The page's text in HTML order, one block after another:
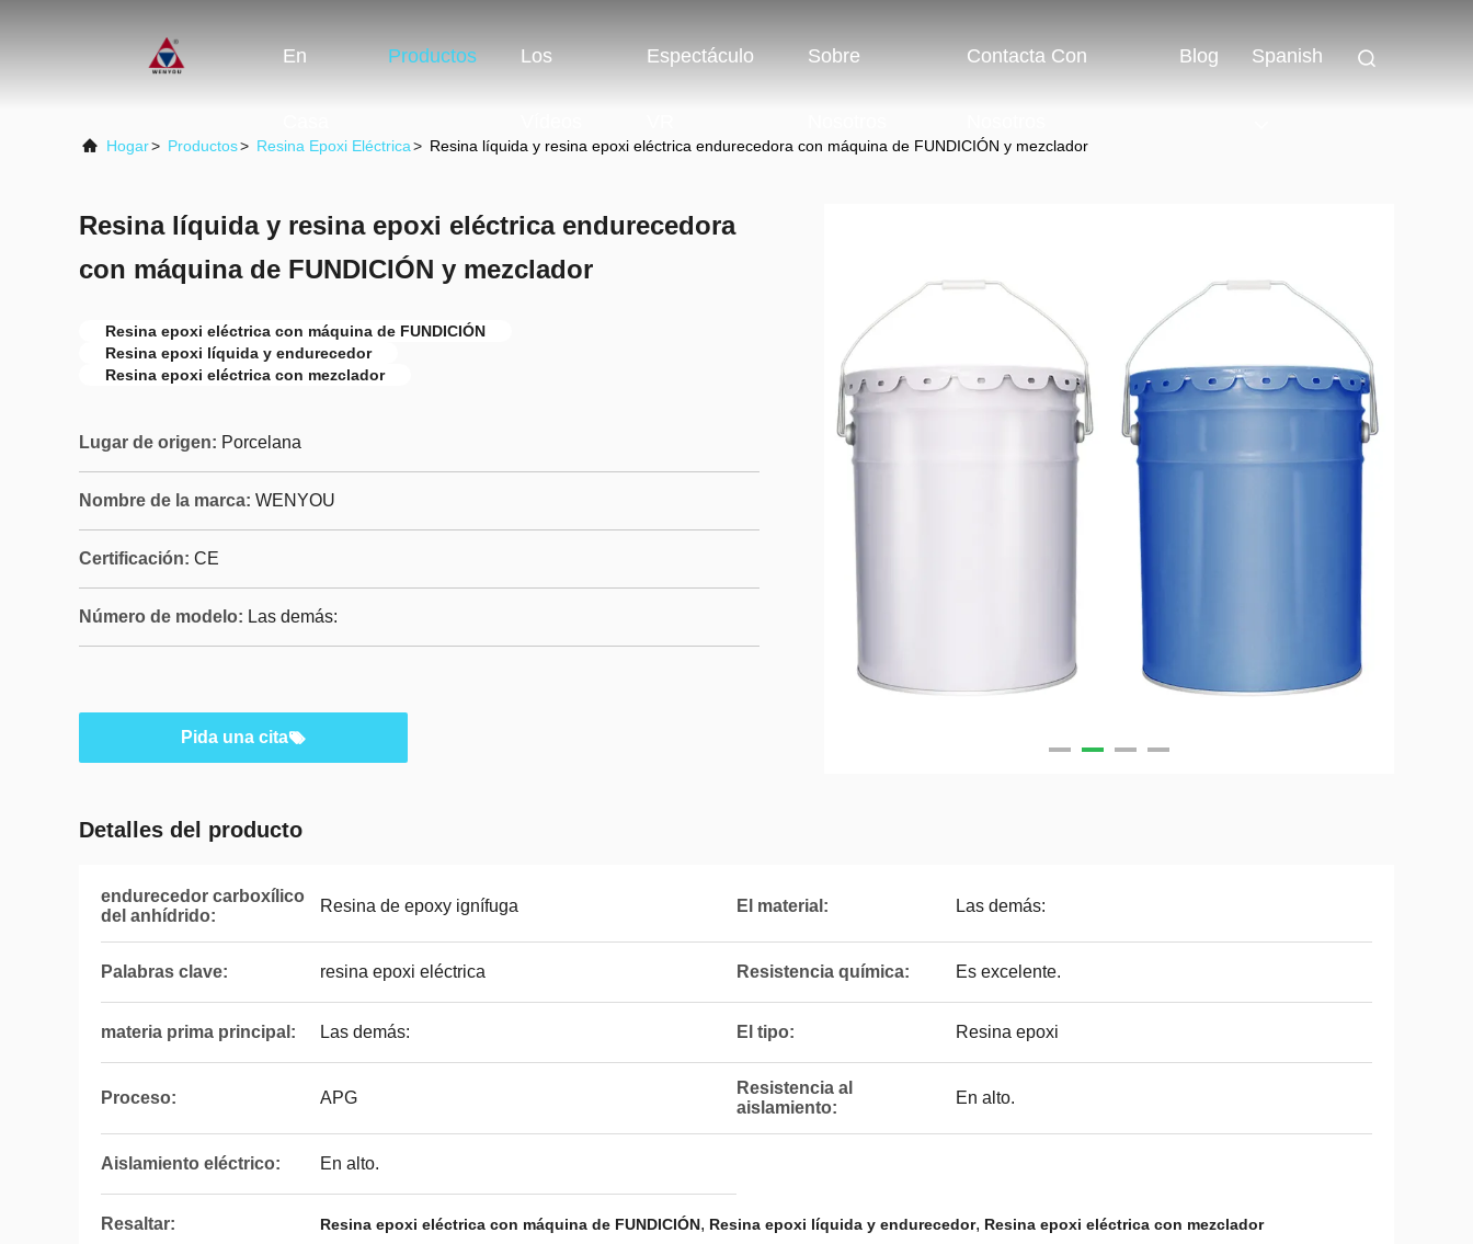
En Productos Los Espectáculo Sobre Contacta Con Blog Spanish
Hogar> Productos> Resina Epoxi Eléctrica> Resina líquida y resina epoxi eléctrica endurecedora con máquina de FUNDICIÓN y mezclador
Resina líquida y resina epoxi eléctrica endurecedora
con máquina de FUNDICIÓN y mezclador
Resina epoxi eléctrica con máquina de FUNDICIÓN
Resina epoxi líquida y endurecedor
Resina epoxi eléctrica con mezclador
Lugar de origen: Porcelana
Nombre de la marca: WENYOU
Certificación: CE
Número de modelo: Las demás:
Pida una cita
Detalles del producto
endurecedor carboxílico
del anhídrido:
Resina de epoxy ignífuga El material: Las demás:
Palabras clave: resina epoxi eléctrica Resistencia química: Es excelente.
materia prima principal: Las demás: El tipo: Resina epoxi
Proceso: APG
Resistencia al
aislamiento:
En alto.
Aislamiento eléctrico: En alto.
Resaltar: Resina epoxi eléctrica con máquina de FUNDICIÓN, Resina epoxi líquida y endurecedor, Resina epoxi eléctrica con mezclador